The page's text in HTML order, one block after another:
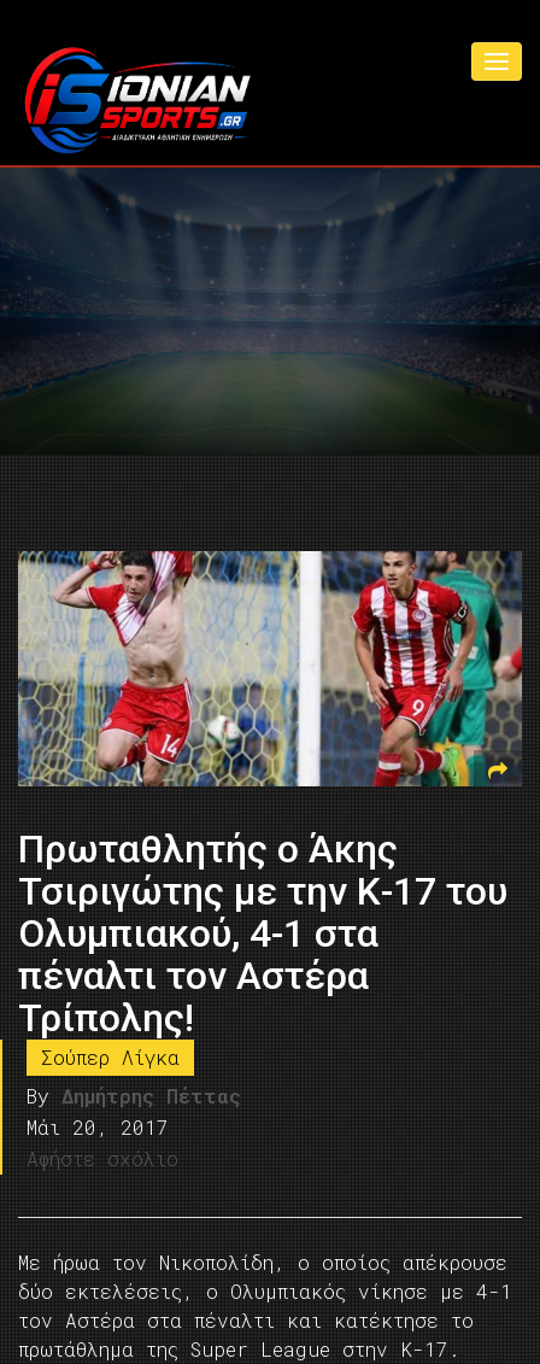
Πρωταθλητής o Άκης
Τσιριγώτης με την Κ-17 του
Ολυμπιακού, 4-1 στα
πέναλτι τον Αστέρα
Τρίπολης!
Σούπερ Λίγκα
By Δημήτρης Πέττας
Μάι 20, 2017
Αφήστε σχόλιο
Με ήρωα τον Νικοπολίδη, ο οποίος απέκρουσε
δύο εκτελέσεις, ο Ολυμπιακός νίκησε με 4-1
τον Αστέρα στα πέναλτι και κατέκτησε το
πρωτάθλημα της Super League στην Κ-17.